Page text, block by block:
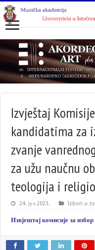
Izvještaj
kandidatima za
zvanje
za užu naučnu
teologija i
24. јул 2023. Izbori u
Извјештај комисије за